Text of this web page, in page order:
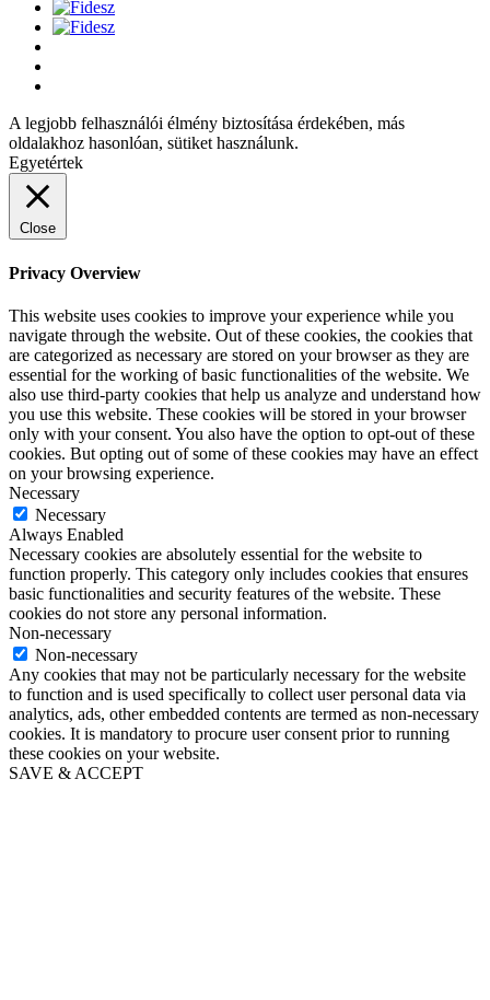
A legjobb felhasználói élmény biztosítása érdekében, más
oldalakhoz hasonlóan, sütiket használunk.
Egyetértek
Close
Privacy Overview
This website uses cookies to improve your experience while you
navigate through the website. Out of these cookies, the cookies that
are categorized as necessary are stored on your browser as they are
essential for the working of basic functionalities of the website. We
also use third-party cookies that help us analyze and understand how
you use this website. These cookies will be stored in your browser
only with your consent. You also have the option to opt-out of these
cookies. But opting out of some of these cookies may have an effect
on your browsing experience.
Necessary
Necessary
Always Enabled
Necessary cookies are absolutely essential for the website to
function properly. This category only includes cookies that ensures
basic functionalities and security features of the website. These
cookies do not store any personal information.
Non-necessary
Non-necessary
Any cookies that may not be particularly necessary for the website
to function and is used specifically to collect user personal data via
analytics, ads, other embedded contents are termed as non-necessary
cookies. It is mandatory to procure user consent prior to running
these cookies on your website.
SAVE & ACCEPT